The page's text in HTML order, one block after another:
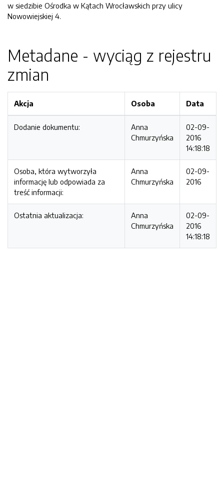
w siedzibie Ośrodka w Kątach Wrocławskich przy ulicy
Nowowiejskiej 4.
Metadane - wyciąg z rejestru
zmian
Akcja Osoba Data
Dodanie dokumentu:
Anna
Chmurzyńska
02-09-
2016
14:18:18
Osoba, która wytworzyła
informację lub odpowiada za
treść informacji:
Anna
Chmurzyńska
02-09-
2016
Ostatnia aktualizacja:
Anna
Chmurzyńska
02-09-
2016
14:18:18